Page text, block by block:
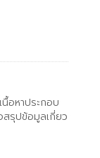
อหาประกอบ
รุปข้อมูลเกี่ยว